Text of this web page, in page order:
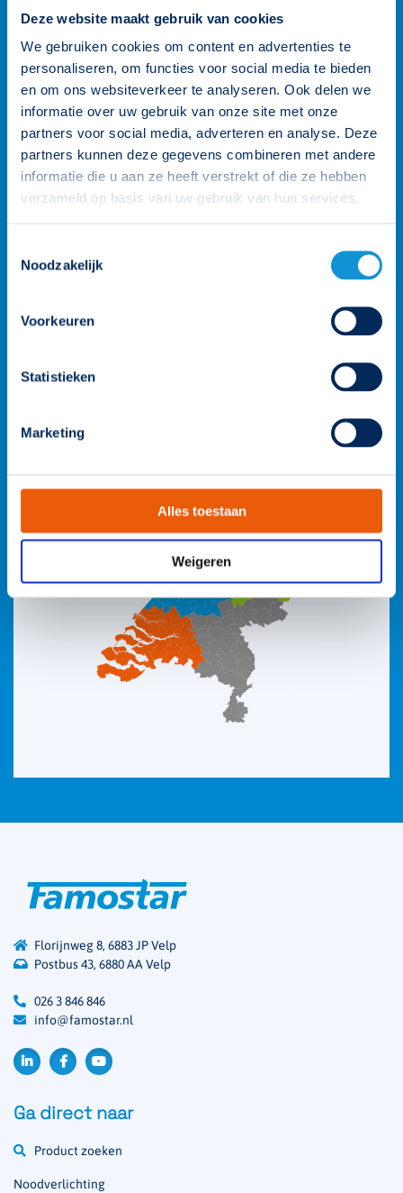
Deze website maakt gebruik van cookies
We gebruiken cookies om content en advertenties te
personaliseren, om functies voor social media te bieden
en om ons websiteverkeer te analyseren. Ook delen we
informatie over uw gebruik van onze site met onze
partners voor social media, adverteren en analyse. Deze
partners kunnen deze gegevens combineren met andere
informatie die u aan ze heeft verstrekt of die ze hebben
verzameld op basis van uw gebruik van hun services.
Noodzakelijk
Voorkeuren
Statistieken
Marketing
Alles toestaan
Weigeren
Wij staan voor je klaar
Onze klantenteams zijn verdeeld over vier rayons en worden
ondersteund door de gehele organisatie. Zo heb je altijd een
persoonlijk aanspreekpunt. Heb je een vraag? Neem contact
026 3 846 846
Florijnweg 8, 6883 JP Velp
Postbus 43, 6880 AA Velp
026 3 846 846
info@famostar.nl
Ga direct naar
Product zoeken
Noodverlichting